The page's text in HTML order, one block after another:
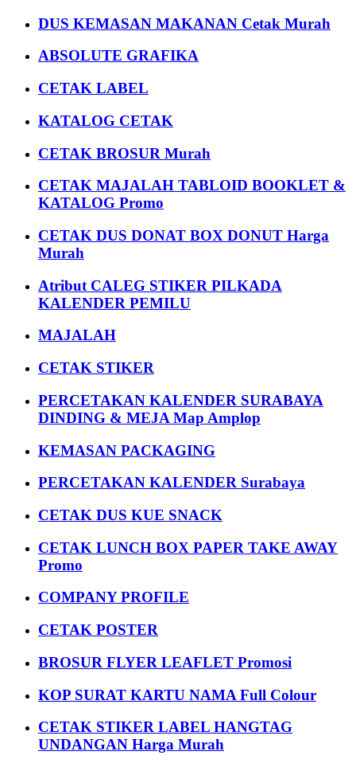
DUS KEMASAN MAKANAN Cetak Murah
ABSOLUTE GRAFIKA
CETAK LABEL
KATALOG CETAK
CETAK BROSUR Murah
CETAK MAJALAH TABLOID BOOKLET &
KATALOG Promo
CETAK DUS DONAT BOX DONUT Harga
Murah
Atribut CALEG STIKER PILKADA
KALENDER PEMILU
MAJALAH
CETAK STIKER
PERCETAKAN KALENDER SURABAYA
DINDING & MEJA Map Amplop
KEMASAN PACKAGING
PERCETAKAN KALENDER Surabaya
CETAK DUS KUE SNACK
CETAK LUNCH BOX PAPER TAKE AWAY
Promo
COMPANY PROFILE
CETAK POSTER
BROSUR FLYER LEAFLET Promosi
KOP SURAT KARTU NAMA Full Colour
CETAK STIKER LABEL HANGTAG
UNDANGAN Harga Murah